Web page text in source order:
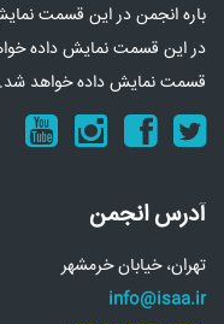
باره انجمن در این قسمت
در این قسمت نمایش داده
قسمت نمایش داده خواهد شد.
آدرس انجمن
تهران، خیابان خرمشهر
info@isaa.ir